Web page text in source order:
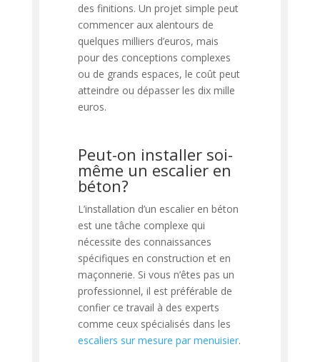
des finitions. Un projet simple peut
commencer aux alentours de
quelques milliers d’euros, mais
pour des conceptions complexes
ou de grands espaces, le coût peut
atteindre ou dépasser les dix mille
euros.
Peut-on installer soi-
même un escalier en
béton?
L’installation d’un escalier en béton
est une tâche complexe qui
nécessite des connaissances
spécifiques en construction et en
maçonnerie. Si vous n’êtes pas un
professionnel, il est préférable de
confier ce travail à des experts
comme ceux spécialisés dans les
escaliers sur mesure par menuisier.